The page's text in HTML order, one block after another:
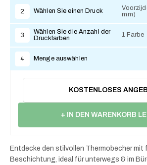
2 Wählen Sie einen Druck
mm)
3
Wählen Sie die Anzahl der
Druckfarben
1 Farbe
4 Menge auswählen
KOSTENLOSES
+ IN DEN WARENKORB
Entdecke den stilvollen Thermobecher mit
Beschichtung, ideal für unterwegs & im